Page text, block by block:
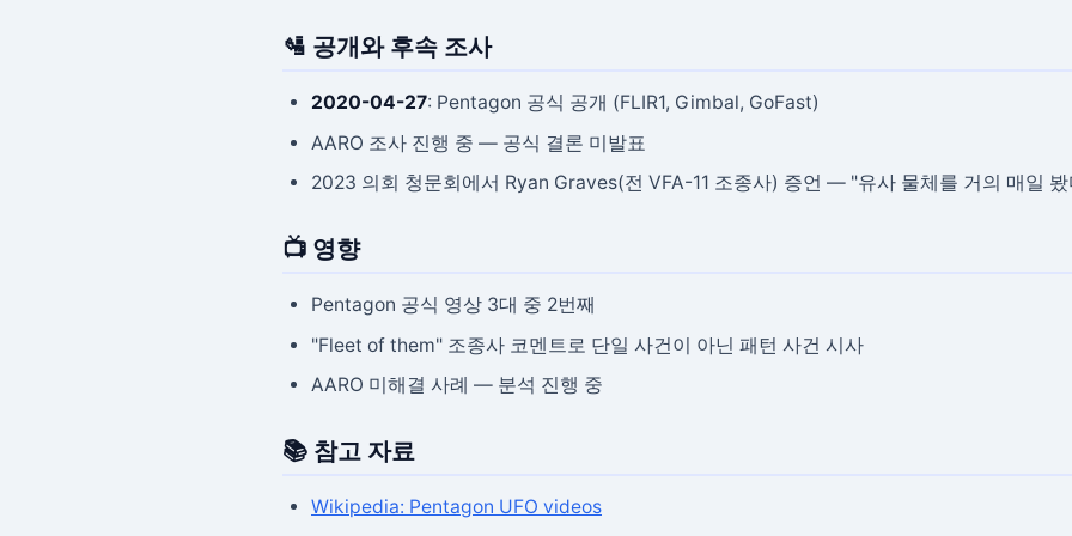
🛂 공개와 후속 조사
2020-04-27: Pentagon 공식 공개 (FLIR1, Gimbal, GoFast)
AARO 조사 진행 중 — 공식 결론 미발표
2023 의회 청문회에서 Ryan Graves(전 VFA-11 조종사) 증언 — "유사 물체를 거의 매일
📺 영향
Pentagon 공식 영상 3대 중 2번째
"Fleet of them" 조종사 코멘트로 단일 사건이 아닌 패턴 사건 시사
AARO 미해결 사례 — 분석 진행 중
📚 참고 자료
Wikipedia: Pentagon UFO videos